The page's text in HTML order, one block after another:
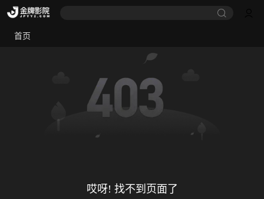
首页
哎呀! 找不到页面了